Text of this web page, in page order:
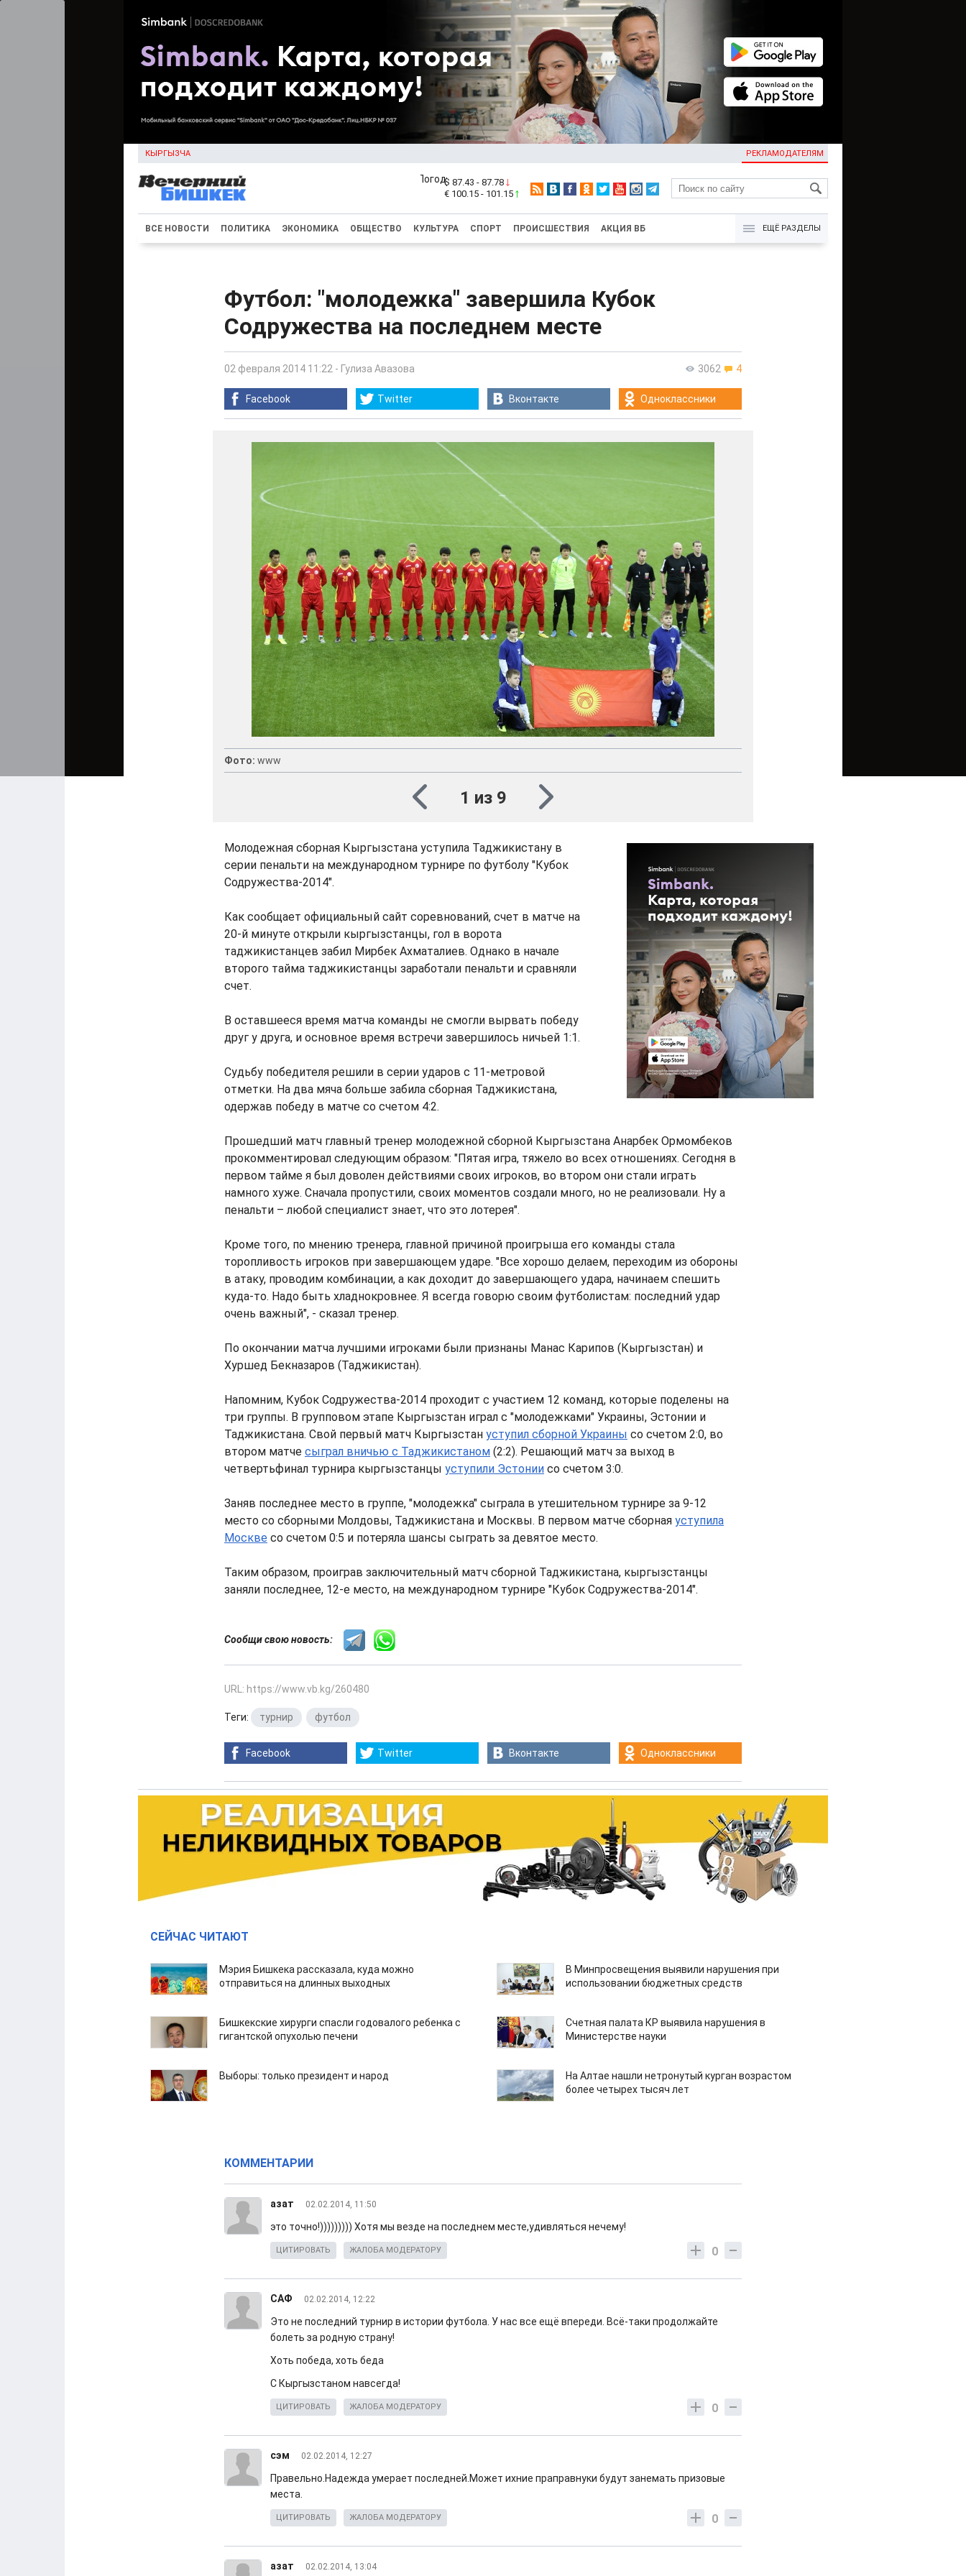
КЫРГЫЗЧА РЕКЛАМОДАТЕЛЯМ
KG
$ 87.43 - 87.78
€ 100.15 - 101.15
ВСЕ НОВОСТИ ПОЛИТИКА ЭКОНОМИКА ОБЩЕСТВО КУЛЬТУРА СПОРТ ПРОИСШЕСТВИЯ АКЦИЯ ВБ ЕЩЁ РАЗДЕЛЫ
Футбол: "молодежка" завершила Кубок
Содружества на последнем месте
3062 4
02 февраля 2014 11:22 - Гулиза Авазова
Facebook Twitter Вконтакте Одноклассники
Фото: www
1 из 9
Молодежная сборная Кыргызстана уступила Таджикистану в
серии пенальти на международном турнире по футболу "Кубок
Содружества-2014".
Как сообщает официальный сайт соревнований, счет в матче на
20-й минуте открыли кыргызстанцы, гол в ворота
таджикистанцев забил Мирбек Ахматалиев. Однако в начале
второго тайма таджикистанцы заработали пенальти и сравняли
счет.
В оставшееся время матча команды не смогли вырвать победу
друг у друга, и основное время встречи завершилось ничьей 1:1.
Судьбу победителя решили в серии ударов с 11-метровой
отметки. На два мяча больше забила сборная Таджикистана,
одержав победу в матче со счетом 4:2.
Прошедший матч главный тренер молодежной сборной Кыргызстана Анарбек Ормомбеков
прокомментировал следующим образом: "Пятая игра, тяжело во всех отношениях. Сегодня в
первом тайме я был доволен действиями своих игроков, во втором они стали играть
намного хуже. Сначала пропустили, своих моментов создали много, но не реализовали. Ну а
пенальти – любой специалист знает, что это лотерея".
Кроме того, по мнению тренера, главной причиной проигрыша его команды стала
торопливость игроков при завершающем ударе. "Все хорошо делаем, переходим из обороны
в атаку, проводим комбинации, а как доходит до завершающего удара, начинаем спешить
куда-то. Надо быть хладнокровнее. Я всегда говорю своим футболистам: последний удар
очень важный", - сказал тренер.
По окончании матча лучшими игроками были признаны Манас Карипов (Кыргызстан) и
Хуршед Бекназаров (Таджикистан).
Напомним, Кубок Содружества-2014 проходит с участием 12 команд, которые поделены на
три группы. В групповом этапе Кыргызстан играл с "молодежками" Украины, Эстонии и
Таджикистана. Свой первый матч Кыргызстан уступил сборной Украины со счетом 2:0, во
втором матче сыграл вничью с Таджикистаном (2:2). Решающий матч за выход в
четвертьфинал турнира кыргызстанцы уступили Эстонии со счетом 3:0.
Заняв последнее место в группе, "молодежка" сыграла в утешительном турнире за 9-12
место со сборными Молдовы, Таджикистана и Москвы. В первом матче сборная уступила
Москве со счетом 0:5 и потеряла шансы сыграть за девятое место.
Таким образом, проиграв заключительный матч сборной Таджикистана, кыргызстанцы
заняли последнее, 12-е место, на международном турнире "Кубок Содружества-2014".
Сообщи свою новость:
URL: https://www.vb.kg/260480
Теги: турнир футбол
Facebook Twitter Вконтакте Одноклассники
СЕЙЧАС ЧИТАЮТ
Мэрия Бишкека рассказала, куда можно
отправиться на длинных выходных
В Минпросвещения выявили нарушения при
использовании бюджетных средств
Бишкекские хирурги спасли годовалого ребенка с
гигантской опухолью печени
Счетная палата КР выявила нарушения в
Министерстве науки
Выборы: только президент и народ
На Алтае нашли нетронутый курган возрастом
более четырех тысяч лет
КОММЕНТАРИИ
азат 02.02.2014, 11:50
это точно!))))))))) Хотя мы везде на последнем месте,удивляться нечему!
0
ЦИТИРОВАТЬ ЖАЛОБА МОДЕРАТОРУ
САФ 02.02.2014, 12:22
Это не последний турнир в истории футбола. У нас все ещё впереди. Всё-таки продолжайте
болеть за родную страну!
Хоть победа, хоть беда
С Кыргызстаном навсегда!
0
ЦИТИРОВАТЬ ЖАЛОБА МОДЕРАТОРУ
сэм 02.02.2014, 12:27
Правельно.Надежда умерает последней.Может ихние праправнуки будут занемать призовые
места.
0
ЦИТИРОВАТЬ ЖАЛОБА МОДЕРАТОРУ
азат 02.02.2014, 13:04